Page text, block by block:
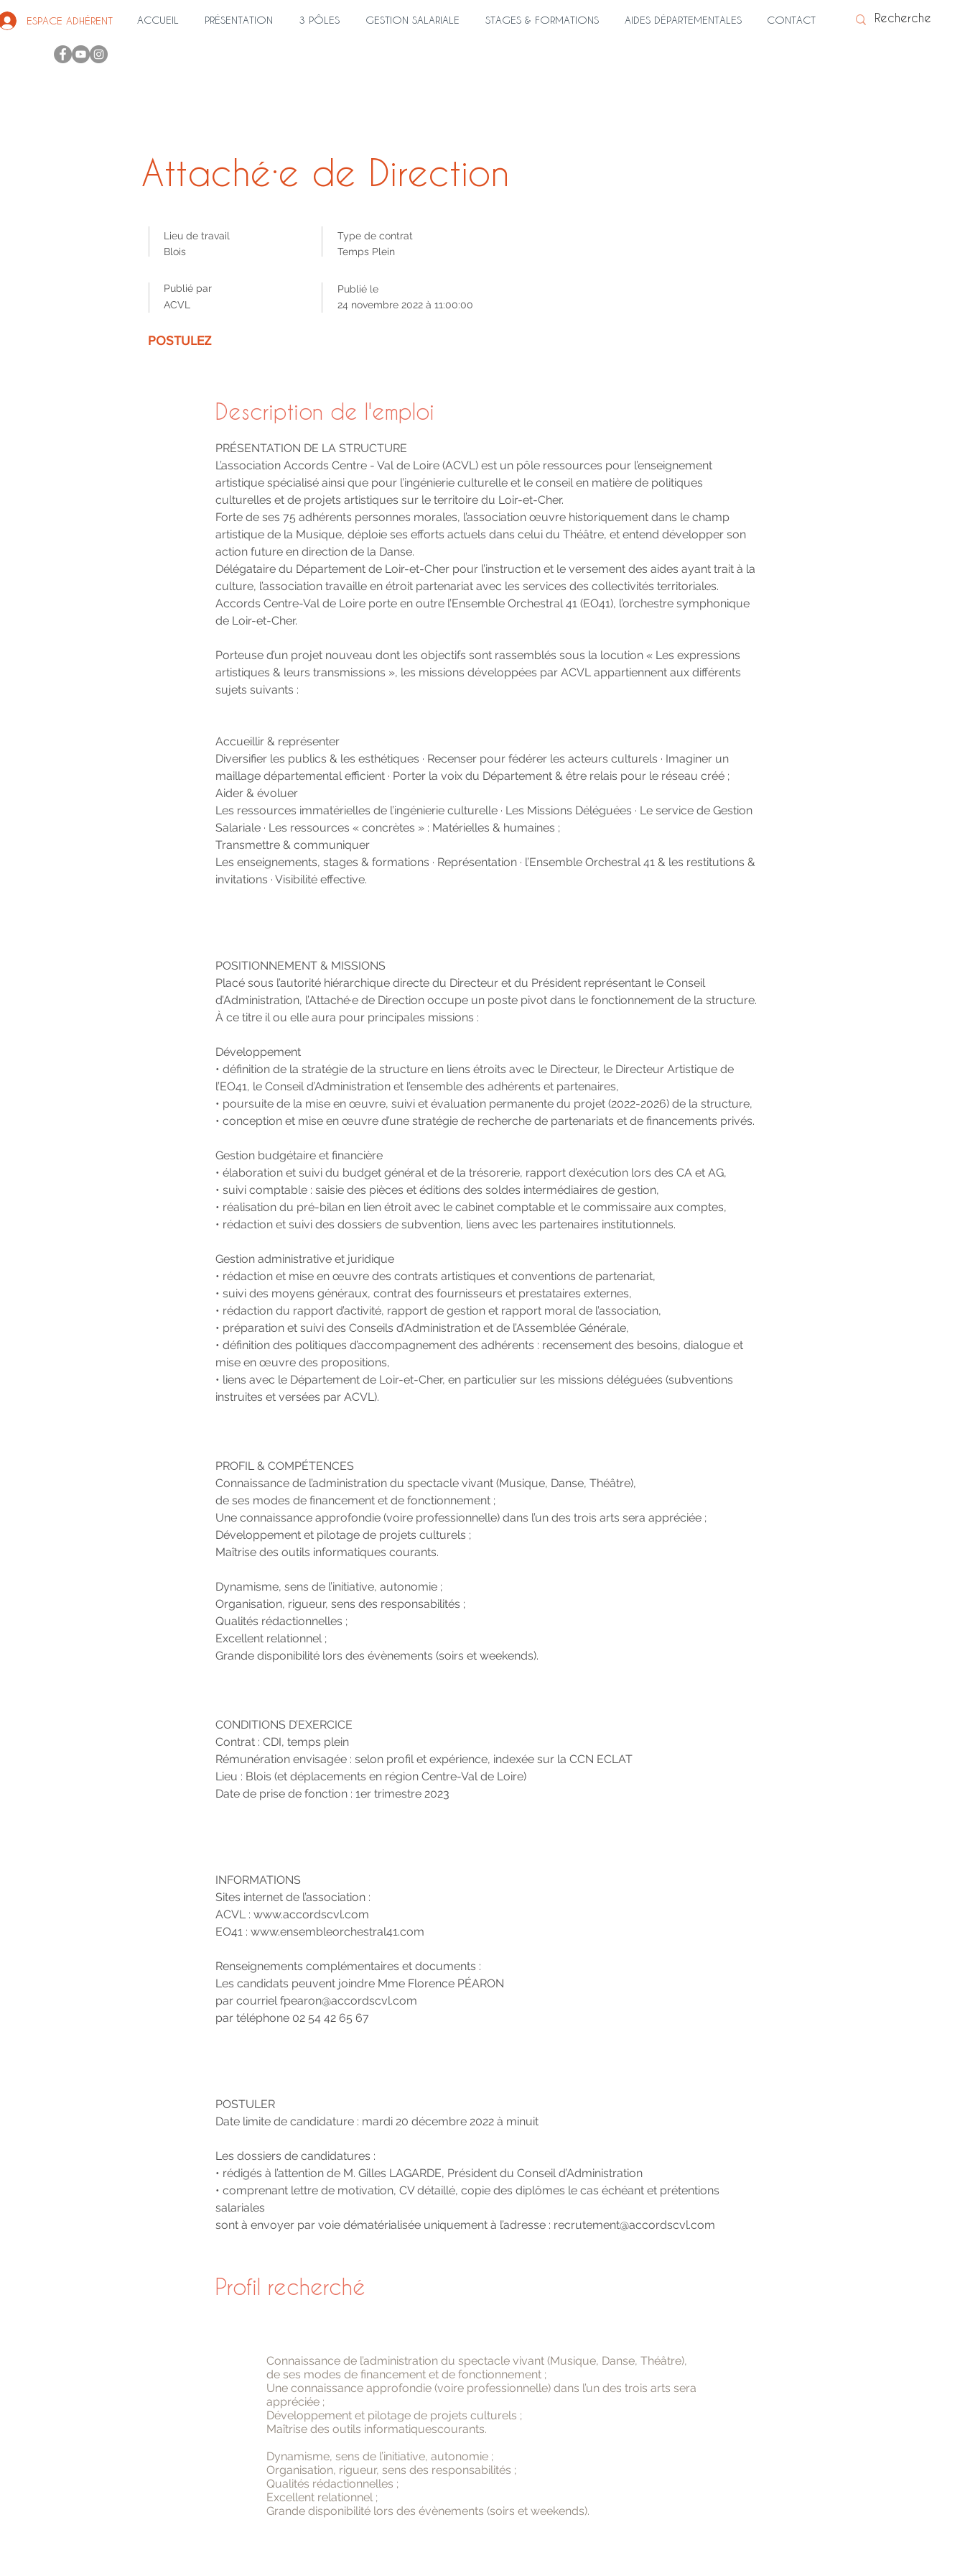
ESPACE ADHÉRENT ACCUEIL PRÉSENTATION 3 PÔLES GESTION SALARIALE STAGES & FORMATIONS AIDES DÉPARTEMENTALES CONTACT
Attaché·e de Direction
Lieu de travail
Blois
Publié par
ACVL
Type de contrat
Temps Plein
Publié le
24 novembre 2022 à 11:00:00
POSTULEZ
Description de l'emploi
PRÉSENTATION DE LA STRUCTURE
L’association Accords Centre - Val de Loire (ACVL) est un pôle ressources pour l’enseignement
artistique spécialisé ainsi que pour l’ingénierie culturelle et le conseil en matière de politiques
culturelles et de projets artistiques sur le territoire du Loir-et-Cher.
Forte de ses 75 adhérents personnes morales, l’association œuvre historiquement dans le champ
artistique de la Musique, déploie ses efforts actuels dans celui du Théâtre, et entend développer son
action future en direction de la Danse.
Délégataire du Département de Loir-et-Cher pour l’instruction et le versement des aides ayant trait à la
culture, l’association travaille en étroit partenariat avec les services des collectivités territoriales.
Accords Centre-Val de Loire porte en outre l’Ensemble Orchestral 41 (EO41), l’orchestre symphonique
de Loir-et-Cher.
Porteuse d’un projet nouveau dont les objectifs sont rassemblés sous la locution « Les expressions
artistiques & leurs transmissions », les missions développées par ACVL appartiennent aux différents
sujets suivants :
Accueillir & représenter
Diversifier les publics & les esthétiques · Recenser pour fédérer les acteurs culturels · Imaginer un
maillage départemental efficient · Porter la voix du Département & être relais pour le réseau créé ;
Aider & évoluer
Les ressources immatérielles de l’ingénierie culturelle · Les Missions Déléguées · Le service de Gestion
Salariale · Les ressources « concrètes » : Matérielles & humaines ;
Transmettre & communiquer
Les enseignements, stages & formations · Représentation · l’Ensemble Orchestral 41 & les restitutions &
invitations · Visibilité effective.
POSITIONNEMENT & MISSIONS
Placé sous l’autorité hiérarchique directe du Directeur et du Président représentant le Conseil
d’Administration, l’Attaché·e de Direction occupe un poste pivot dans le fonctionnement de la structure.
À ce titre il ou elle aura pour principales missions :
Développement
• définition de la stratégie de la structure en liens étroits avec le Directeur, le Directeur Artistique de
l’EO41, le Conseil d’Administration et l’ensemble des adhérents et partenaires,
• poursuite de la mise en œuvre, suivi et évaluation permanente du projet (2022-2026) de la structure,
• conception et mise en œuvre d’une stratégie de recherche de partenariats et de financements privés.
Gestion budgétaire et financière
• élaboration et suivi du budget général et de la trésorerie, rapport d’exécution lors des CA et AG,
• suivi comptable : saisie des pièces et éditions des soldes intermédiaires de gestion,
• réalisation du pré-bilan en lien étroit avec le cabinet comptable et le commissaire aux comptes,
• rédaction et suivi des dossiers de subvention, liens avec les partenaires institutionnels.
Gestion administrative et juridique
• rédaction et mise en œuvre des contrats artistiques et conventions de partenariat,
• suivi des moyens généraux, contrat des fournisseurs et prestataires externes,
• rédaction du rapport d’activité, rapport de gestion et rapport moral de l’association,
• préparation et suivi des Conseils d’Administration et de l’Assemblée Générale,
• définition des politiques d’accompagnement des adhérents : recensement des besoins, dialogue et
mise en œuvre des propositions,
• liens avec le Département de Loir-et-Cher, en particulier sur les missions déléguées (subventions
instruites et versées par ACVL).
PROFIL & COMPÉTENCES
Connaissance de l’administration du spectacle vivant (Musique, Danse, Théâtre),
de ses modes de financement et de fonctionnement ;
Une connaissance approfondie (voire professionnelle) dans l’un des trois arts sera appréciée ;
Développement et pilotage de projets culturels ;
Maîtrise des outils informatiques courants.
Dynamisme, sens de l’initiative, autonomie ;
Organisation, rigueur, sens des responsabilités ;
Qualités rédactionnelles ;
Excellent relationnel ;
Grande disponibilité lors des évènements (soirs et weekends).
CONDITIONS D’EXERCICE
Contrat : CDI, temps plein
Rémunération envisagée : selon profil et expérience, indexée sur la CCN ECLAT
Lieu : Blois (et déplacements en région Centre-Val de Loire)
Date de prise de fonction : 1er trimestre 2023
INFORMATIONS
Sites internet de l’association :
ACVL : www.accordscvl.com
EO41 : www.ensembleorchestral41.com
Renseignements complémentaires et documents :
Les candidats peuvent joindre Mme Florence PÉARON
par courrielfpearon@accordscvl.com
par téléphone 02 54 42 65 67
POSTULER
Date limite de candidature : mardi 20 décembre 2022 à minuit
Les dossiers de candidatures :
• rédigés à l’attention de M. Gilles LAGARDE, Président du Conseil d’Administration
• comprenant lettre de motivation, CV détaillé, copie des diplômes le cas échéant et prétentions
salariales
sont à envoyer par voie dématérialisée uniquement à l’adresse : recrutement@accordscvl.com
Profil recherché
Connaissance de l’administration du spectacle vivant (Musique, Danse, Théâtre),
de ses modes de financement et de fonctionnement ;
Une connaissance approfondie (voire professionnelle) dans l’un des trois arts sera
appréciée ;
Développement et pilotage de projets culturels ;
Maîtrise des outils informatiquescourants.
Dynamisme, sens de l’initiative, autonomie ;
Organisation, rigueur, sens des responsabilités ;
Qualités rédactionnelles ;
Excellent relationnel ;
Grande disponibilité lors des évènements (soirs et weekends).